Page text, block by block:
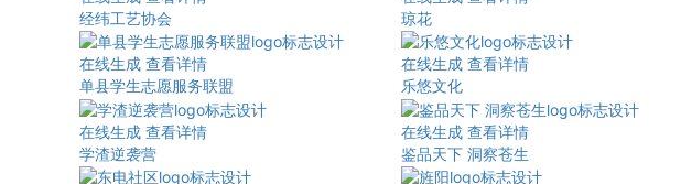
经纬工艺协会
琼花
在线生成 查看详情
单县学生志愿服务联盟
在线生成 查看详情
乐悠文化
在线生成 查看详情
学渣逆袭营
在线生成 查看详情
鉴品天下 洞察苍生